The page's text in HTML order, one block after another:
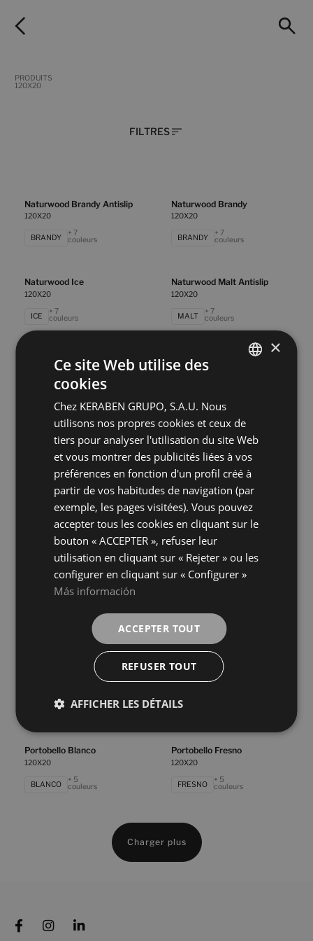
PRODUITS
120X20
FILTRES
Naturwood Brandy Antislip
120X20
BRANDY
+ 7
couleurs
Naturwood Brandy
120X20
BRANDY
+ 7
couleurs
Naturwood Ice
120X20
ICE
+ 7
couleurs
Naturwood Malt Antislip
120X20
MALT
+ 7
couleurs
Naturwood Malt
+ 7
Naturwood Moka
120X20
Naturwood Smoke Antislip
SMOKE couleurs
Naturwood Smoke
SMOKE couleurs
Poeme Brandy Antislip
+ 5
couleurs
Poeme Brandy
120X20
+ 5
Poeme Haya
ROBLE couleurs
ROBLE
+ 5
couleurs
Poeme Siena
120X20
SIENA
Portobello Blanco
120X20
BLANCO
+ 5
couleurs
Portobello Fresno
120X20
FRESNO
+ 5
couleurs
Charger plus
GERMAN
×
Ce site Web utilise des
cookies
Chez KERABEN GRUPO, S.A.U. Nous
utilisons nos propres cookies et ceux de
tiers pour analyser l'utilisation du site Web
et vous montrer des publicités liées à vos
préférences en fonction d'un profil créé à
partir de vos habitudes de navigation (par
exemple, les pages visitées). Vous pouvez
accepter tous les cookies en cliquant sur le
bouton « ACCEPTER », refuser leur
utilisation en cliquant sur « Rejeter » ou les
configurer en cliquant sur « Configurer »
Más información
ACCEPTER TOUT
REFUSER TOUT
AFFICHER LES DÉTAILS